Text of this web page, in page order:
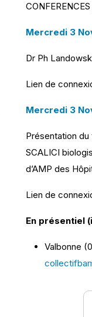
Mercredi 3
Dr Ph
Lien de
Mercredi 3
Présentation
SCALICI
d’AMP des
Lien de
En présentiel
Valbonne